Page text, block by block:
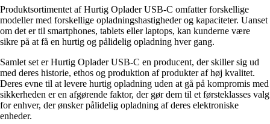
Produktsortimentet af Hurtig Oplader USB-C omfatter forskellige
modeller med forskellige opladningshastigheder og kapaciteter. Uanset
om det er til smartphones, tablets eller laptops, kan kunderne være
sikre på at få en hurtig og pålidelig opladning hver gang.
Samlet set er Hurtig Oplader USB-C en producent, der skiller sig ud
med deres historie, ethos og produktion af produkter af høj kvalitet.
Deres evne til at levere hurtig opladning uden at gå på kompromis med
sikkerheden er en afgørende faktor, der gør dem til et førsteklasses valg
for enhver, der ønsker pålidelig opladning af deres elektroniske
enheder.